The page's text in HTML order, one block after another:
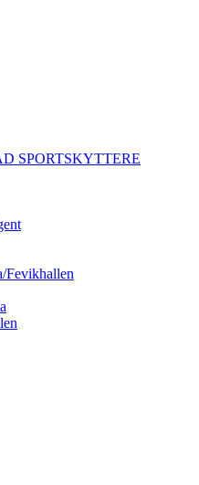
SPORTSKYTTERE
Fevikhallen